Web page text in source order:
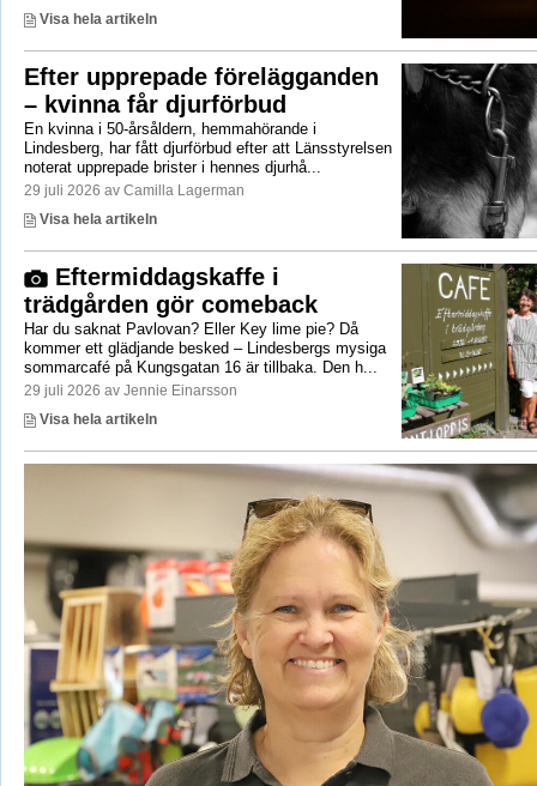
Visa hela artikeln
Efter upprepade förelägganden
– kvinna får djurförbud
En kvinna i 50-årsåldern, hemmahörande i
Lindesberg, har fått djurförbud efter att Länsstyrelsen
noterat upprepade brister i hennes djurhå...
29 juli 2026 av Camilla Lagerman
Visa hela artikeln
Eftermiddagskaffe i
trädgården gör comeback
Har du saknat Pavlovan? Eller Key lime pie? Då
kommer ett glädjande besked – Lindesbergs mysiga
sommarcafé på Kungsgatan 16 är tillbaka. Den h...
29 juli 2026 av Jennie Einarsson
Visa hela artikeln